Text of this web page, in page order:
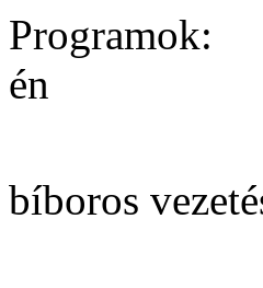
Programok:
én
bíboros